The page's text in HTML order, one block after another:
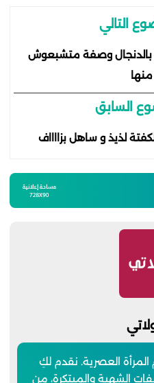
التالي
بالدنجال وصفة متشبعوش
منها
السابق
لذيذ و ساهل بزااااف
العصرية. نقدم لكِ
الشهية والمبتكرة، من